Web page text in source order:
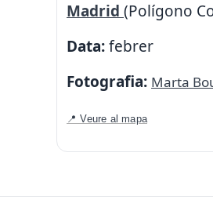
Madrid (Polígono
Data:febrer
Fotografia: Marta
📍 Veure al mapa